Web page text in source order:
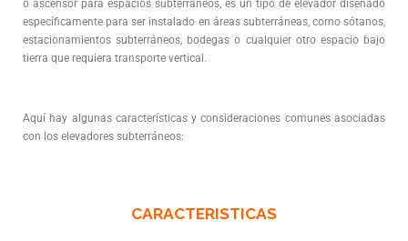
o ascensor para espacios subterráneos, es un tipo de elevador diseñado
específicamente para ser instalado en áreas subterráneas, como sótanos,
estacionamientos subterráneos, bodegas o cualquier otro espacio bajo
tierra que requiera transporte vertical.
Aquí hay algunas características y consideraciones comunes asociadas
con los elevadores subterráneos:
CARACTERISTICAS